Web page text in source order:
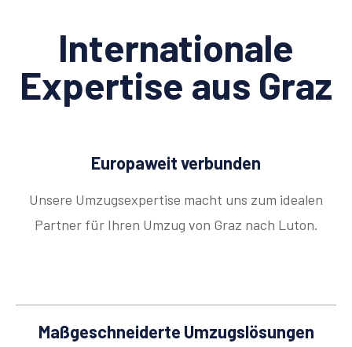
Internationale
Expertise aus Graz
Europaweit verbunden
Unsere Umzugsexpertise macht uns zum idealen
Partner für Ihren Umzug von Graz nach Luton.
Maßgeschneiderte Umzugslösungen